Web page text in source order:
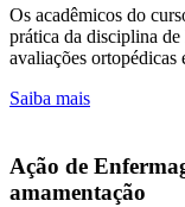
Os acadêmicos do
prática da disciplina
avaliações
Saiba mais
Ação de
amamentação